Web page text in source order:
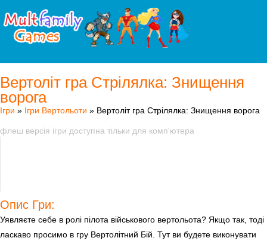
Вертоліт гра Стрілялка: Знищення
ворога
Ігри » Ігри Вертольоти » Вертоліт гра Стрілялка: Знищення ворога
флеш версія ігри доступна тільки для комп'ютера
Опис Гри:
Уявляєте себе в ролі пілота військового вертольота? Якщо так, тоді
ласкаво просимо в гру Вертолітний Бій. Тут ви будете виконувати